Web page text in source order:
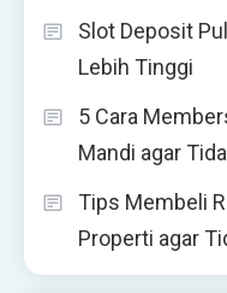
Slot Deposit
Lebih Tinggi
5 Cara
Mandi agar
Tips Membeli
Properti agar